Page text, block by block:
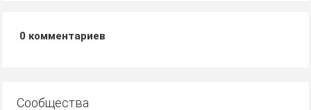
0 комментариев
Сообщества